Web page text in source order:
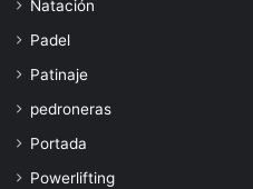
Natación
Padel
Patinaje
pedroneras
Portada
Powerlifting